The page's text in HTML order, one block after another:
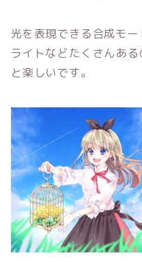
光を表現できる合成モ
ライトなどたくさんあ
と楽しいです。